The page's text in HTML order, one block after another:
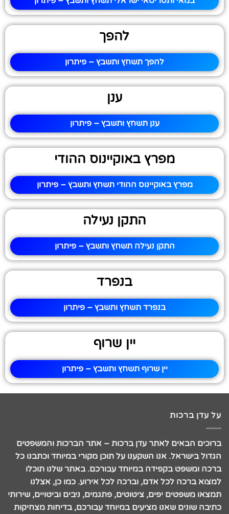
להפך
להפך תשחץ ותשבץ – פיתרון
ענן
ענן תשחץ ותשבץ – פיתרון
מפרץ באוקיינוס ההודי
מפרץ באוקיינוס ההודי תשחץ ותשבץ – פיתרון
התקן נעילה
התקן נעילה תשחץ ותשבץ – פיתרון
בנפרד
בנפרד תשחץ ותשבץ – פיתרון
יין שרוף
יין שרוף תשחץ ותשבץ – פיתרון
על עדן ברכות
ברוכים הבאים לאתר עדן ברכות – אתר הברכות והמשפטים
הגדול בישראל. אנו השקענו על תוכן מקורי במיוחד וכתבנו כל
ברכה ומשפט בקפידה במיוחד עבורכם. באתר שלנו תוכלו
למצוא ברכה לכל אדם, וברכה לכל אירוע. כמו כן, אצלנו
תמצאו משפטים יפים, ציטוטים, פתגמים, ניבים וביטויים, שירותי
כתיבה שונים שאנו מציעים במיוחד עבורכם, בדיחות מצחיקות